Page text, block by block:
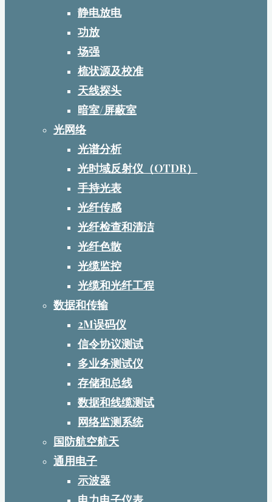
静电放电
功放
场强
梳状源及校准
天线探头
暗室/屏蔽室
光网络
光谱分析
光时域反射仪（OTDR）
手持光表
光纤传感
光纤检查和清洁
光纤色散
光缆监控
光缆和光纤工程
数据和传输
2M误码仪
信令协议测试
多业务测试仪
存储和总线
数据和线缆测试
网络监测系统
国防航空航天
通用电子
示波器